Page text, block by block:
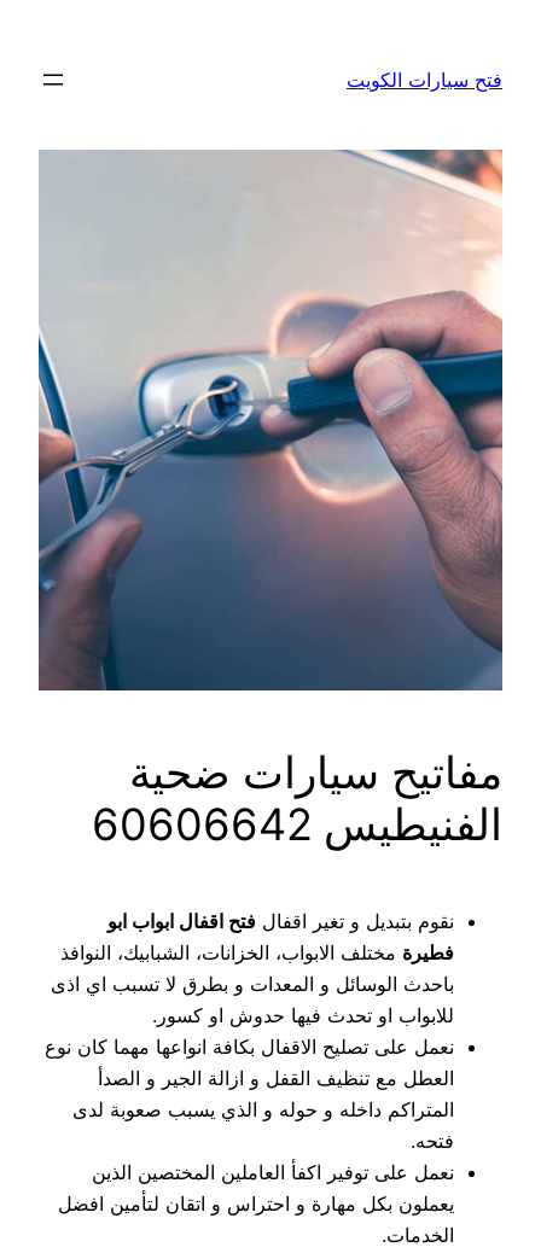
المحتوى
فتح سيارات الكويت
مفاتيح سيارات ضحية
الفنيطيس 60606642
نقوم بتبديل و تغير اقفال فتح اقفال ابواب ابو
فطيرة مختلف الابواب، الخزانات، الشبابيك، النوافذ
باحدث الوسائل و المعدات و بطرق لا تسبب اي اذى
للابواب او تحدث فيها حدوش او كسور.
نعمل على تصليح الاقفال بكافة انواعها مهما كان نوع
العطل مع تنظيف القفل و ازالة الجير و الصدأ
المتراكم داخله و حوله و الذي يسبب صعوبة لدى
فتحه.
نعمل على توفير اكفأ العاملين المختصين الذين
يعملون بكل مهارة و احتراس و اتقان لتأمين افضل
الخدمات.